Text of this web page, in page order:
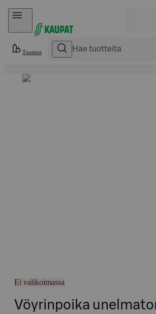
Hyppää sisältöön
Tuotteet
Ei valikoimassa
Vöyrinpoika